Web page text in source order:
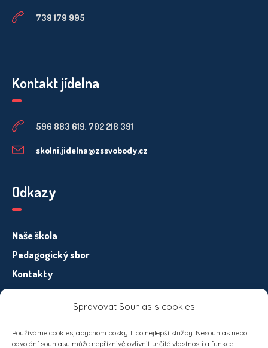
Spravovat Souhlas s cookies
Používáme cookies, abychom poskytli co nejlepší služby. Nesouhlas nebo
odvolání souhlasu může nepříznivě ovlivnit určité vlastnosti a funkce.
739 179 995
Kontakt jídelna
596 883 619, 702 218 391
skolni.jidelna@zssvobody.cz
Odkazy
Naše škola
Pedagogický sbor
Kontakty
Informace pro subjekty osobních údajů – GDPR